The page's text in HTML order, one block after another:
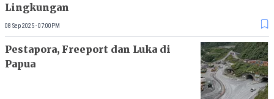
Lingkungan
08 Sep 2025 - 07:00PM
Pestapora, Freeport dan Luka di
Papua